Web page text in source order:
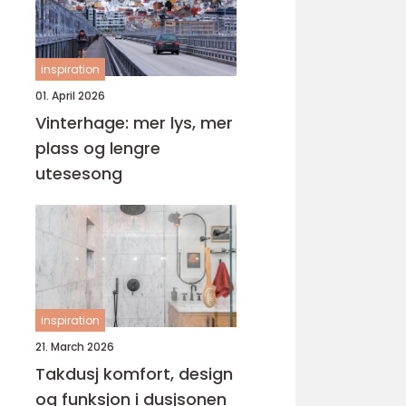
inspiration
01. April 2026
Vinterhage: mer lys, mer
plass og lengre
utesesong
inspiration
21. March 2026
Takdusj komfort, design
og funksjon i dusjsonen